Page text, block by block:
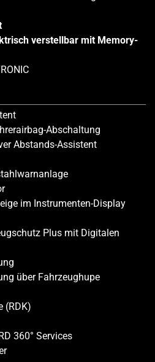
verstellbar mit Memory-
Abschaltung
Abstands-Assistent
im Instrumenten-Display
Plus mit Digitalen
über Fahrzeughupe
(RDK)
360° Services